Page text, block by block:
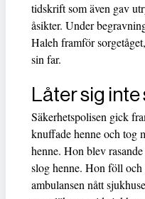
tidskrift som även gav
åsikter. Under
Haleh framför
sin far.
Låter sig
Säkerhetspolisen gick
knuffade henne och tog
henne. Hon blev
slog henne. Hon föll
ambulansen nått